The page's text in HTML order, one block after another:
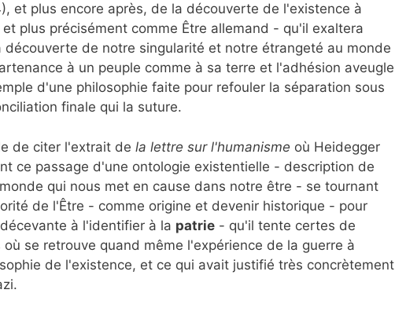
et plus encore après, de la découverte de l'existence à
plus précisément comme Être allemand - qu'il exaltera
découverte de notre singularité et notre étrangeté au monde
à un peuple comme à sa terre et l'adhésion aveugle
d'une philosophie faite pour refouler la séparation sous
finale qui la suture.
de citer l'extrait de la lettre sur l'humanisme où Heidegger
ce passage d'une ontologie existentielle - description de
qui nous met en cause dans notre être - se tournant
de l'Être - comme origine et devenir historique - pour
à l'identifier à la patrie - qu'il tente certes de
se retrouve quand même l'expérience de la guerre à
de l'existence, et ce qui avait justifié très concrètement